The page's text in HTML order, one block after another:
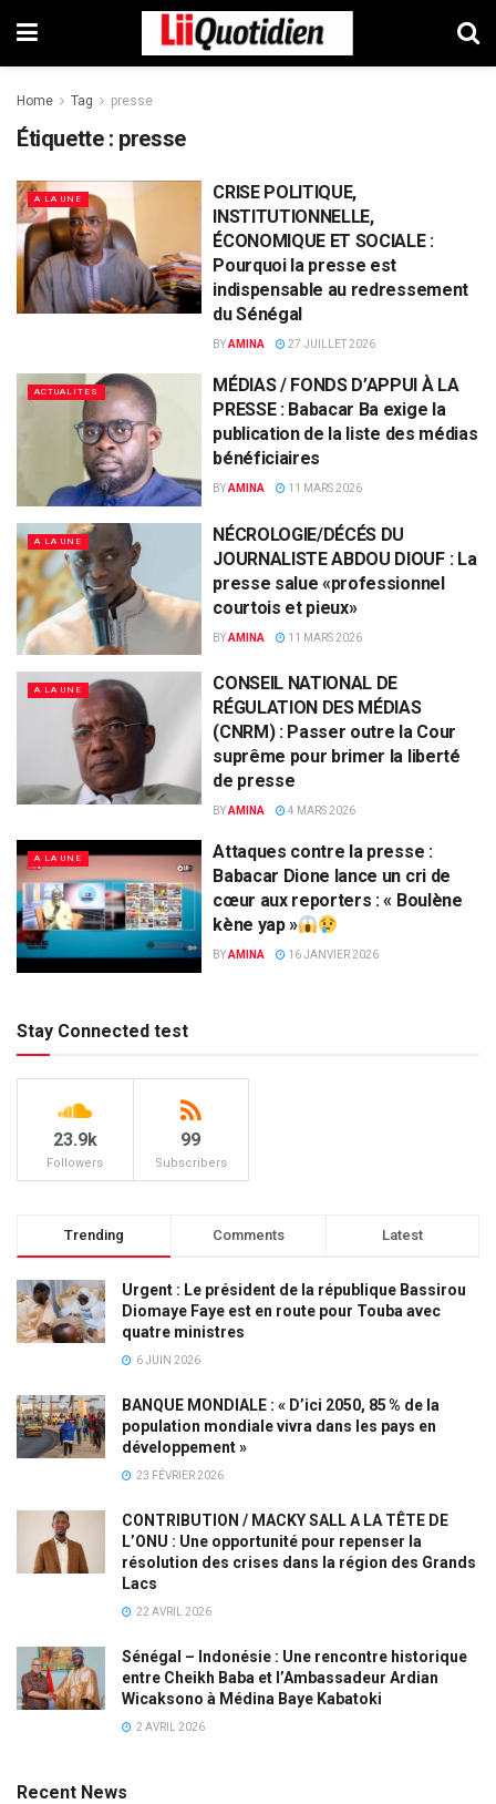
Home Tag presse
Étiquette : presse
A LA UNE
CRISE POLITIQUE,
INSTITUTIONNELLE,
ÉCONOMIQUE ET SOCIALE :
Pourquoi la presse est
indispensable au redressement
du Sénégal
BYAMINA 27 JUILLET 2026
ACTUALITES
MÉDIAS / FONDS D’APPUI À LA
PRESSE : Babacar Ba exige la
publication de la liste des médias
bénéficiaires
BYAMINA 11 MARS 2026
A LA UNE
NÉCROLOGIE/DÉCÉS DU
JOURNALISTE ABDOU DIOUF : La
presse salue «professionnel
courtois et pieux»
BYAMINA 11 MARS 2026
A LA UNE
CONSEIL NATIONAL DE
RÉGULATION DES MÉDIAS
(CNRM) : Passer outre la Cour
suprême pour brimer la liberté
de presse
BYAMINA 4 MARS 2026
A LA UNE
Attaques contre la presse :
Babacar Dione lance un cri de
cœur aux reporters : « Boulène
kène yap »
BYAMINA 16 JANVIER 2026
Stay Connected test
23.9k
Followers
99
Subscribers
Trending Comments Latest
Urgent : Le président de la république Bassirou
Diomaye Faye est en route pour Touba avec
quatre ministres
6 JUIN 2026
BANQUE MONDIALE : « D’ici 2050, 85 % de la
population mondiale vivra dans les pays en
développement »
23 FÉVRIER 2026
CONTRIBUTION / MACKY SALL A LA TÊTE DE
L’ONU : Une opportunité pour repenser la
résolution des crises dans la région des Grands
Lacs
22 AVRIL 2026
Sénégal – Indonésie : Une rencontre historique
entre Cheikh Baba et l’Ambassadeur Ardian
Wicaksono à Médina Baye Kabatoki
2 AVRIL 2026
Recent News